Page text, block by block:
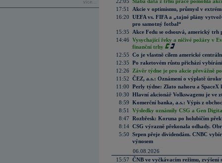
více...
17:51
Akcie v optimismu, průmysl v
16:20 UEFA vs. FIFA a „tajné plány
pro samotný fotbal“
15:35
Akce Fedu se odsouvá, americký
14:46 Vysychající řeky a ničivé požáry v
finanční trhy
12:55 Co je vlastně cílem americké
12:35 Po raketovém růstu přichází
12:26
Závěr týdne je pro akcie převážně
11:52 ČEZ, a.s.: Oznámení o výplatě
11:00 Perly týdne: Zlato nahoru a SpaceX
10:30 Hlavní akcionář Volkswagenu je ve
8:59 Komerční banka, a.s.: Výpis z
8:51
Výsledky oznámily CSG a Gen
8:47 Rozbřesk: Koruna po holubičím
8:14 CSG výrazně překonala odhady.
5:50 Srpen přeje dividendám. CNBC
výnosem
06.08.2026
15:57 ČNB ve vyčkávacím režimu, zvýšení